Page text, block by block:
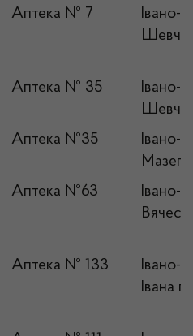
Аптека № 7
Івано-
Аптека № 35
Івано-
Аптека №35
Івано-
Аптека №63
Івано-
Аптека № 133
Івано-
Івана